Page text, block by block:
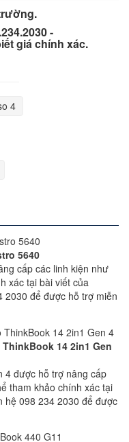
-
giá chính xác.
4
5640
cấp các linh kiện như
xác tại bài viết của
2030 để được hỗ trợ miễn
14 2in1 Gen
4 được hỗ trợ nâng cấp
tham khảo chính xác tại
hệ 098 234 2030 để được